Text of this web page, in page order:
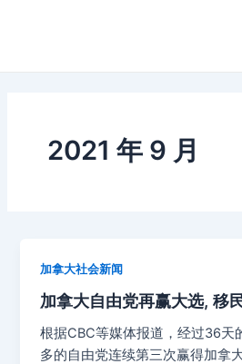
2021 年 9 月
加拿大社会新闻
加拿大自由党再赢大选, 移
根据CBC等媒体报道，经过36天
多的自由党连续第三次赢得加拿